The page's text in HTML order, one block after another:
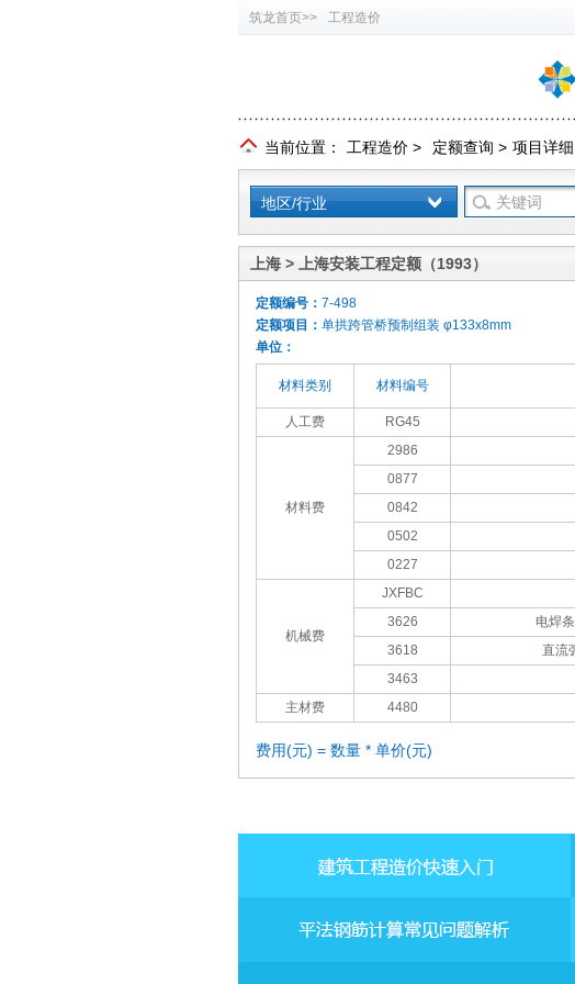
筑龙首页>> 工程造价
当前位置： 工程造价 > 定额查询 > 项目详细
地区/行业
上海 > 上海安装工程定额（1993）
定额编号： 7-498
定额项目： 单拱跨管桥预制组装 φ133x8mm
单位：
材料类别 材料编号
人工费 RG45
材料费
2986
0877
0842
0502
0227
机械费
JXFBC
3626
电焊
3618
直流
3463
主材费
4480
费用(元) = 数量 * 单价(元)